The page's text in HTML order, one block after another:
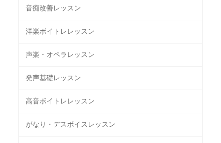
音痴改善レッスン
洋楽ボイトレレッスン
声楽・オペラレッスン
発声基礎レッスン
高音ボイトレレッスン
がなり・デスボイスレッスン